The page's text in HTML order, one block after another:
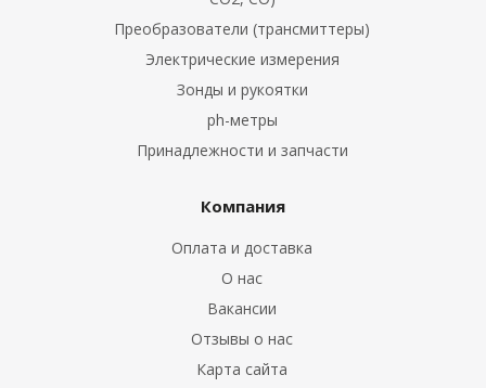
Преобразователи (трансмиттеры)
Электрические измерения
Зонды и рукоятки
ph-метры
Принадлежности и запчасти
Компания
Оплата и доставка
О нас
Вакансии
Отзывы о нас
Карта сайта